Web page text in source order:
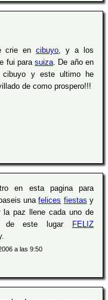
crie encibuyo , y a los
fui parasuiza . De año en
y este ultimo he
de como prospero!!!
en esta pagina para
unafelices fiestas y
la paz llene cada uno de
de este lugar FELIZ
a las 9:50